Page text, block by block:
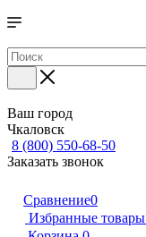
Ваш город
Чкаловск
8 (800) 550-68-50
Заказать звонок
Сравнение0
Избранные товары